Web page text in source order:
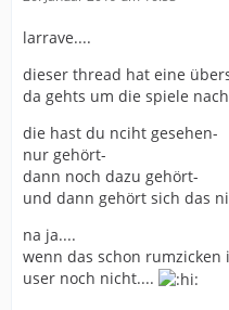
larrave....
dieser thread hat eine
da gehts um die spiele
die hast du nciht gesehen-
nur gehört-
dann noch dazu gehört-
und dann gehört sich das
na ja....
wenn das schon
user noch nicht....